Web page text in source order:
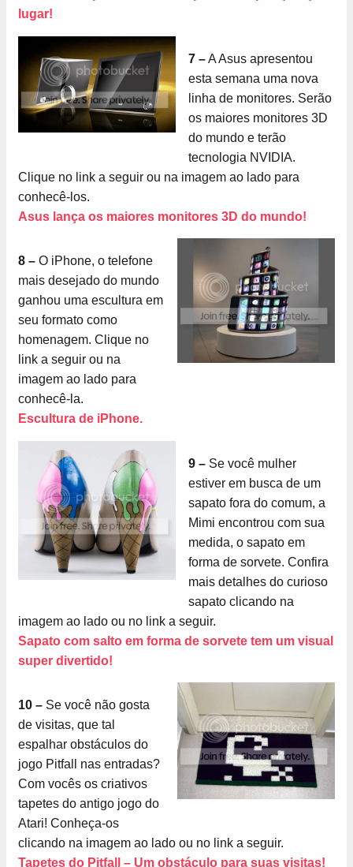
lugar!
7 –A Asus apresentou
esta semana uma nova
linha de monitores. Serão
os maiores monitores 3D
do mundo e terão
tecnologia NVIDIA.
Clique no link a seguir ou na imagem ao lado para
conhecê-los.
Asus lança os maiores monitores 3D do mundo!
8 – O iPhone, o telefone
mais desejado do mundo
ganhou uma escultura em
seu formato como
homenagem. Clique no
link a seguir ou na
imagem ao lado para
conhecê-la.
Escultura de iPhone.
9 – Se você mulher
estiver em busca de um
sapato fora do comum, a
Mimi encontrou com sua
medida, o sapato em
forma de sorvete. Confira
mais detalhes do curioso
sapato clicando na
imagem ao lado ou no link a seguir.
Sapato com salto em forma de sorvete tem um visual
super divertido!
10 – Se você não gosta
de visitas, que tal
espalhar obstáculos do
jogo Pitfall nas entradas?
Com vocês os criativos
tapetes do antigo jogo do
Atari! Conheça-os
clicando na imagem ao lado ou no link a seguir.
Tapetes do Pitfall – Um obstáculo para suas visitas!